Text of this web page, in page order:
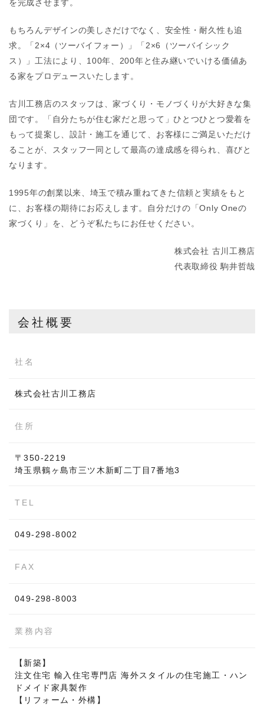
を完成させます。
もちろんデザインの美しさだけでなく、安全性・耐久性も追
求。「2×4（ツーバイフォー）」「2×6（ツーバイシック
ス）」工法により、100年、200年と住み継いでいける価値あ
る家をプロデュースいたします。
古川工務店のスタッフは、家づくり・モノづくりが大好きな集
団です。「自分たちが住む家だと思って」ひとつひとつ愛着を
もって提案し、設計・施工を通じて、お客様にご満足いただけ
ることが、スタッフ一同として最高の達成感を得られ、喜びと
なります。
1995年の創業以来、埼玉で積み重ねてきた信頼と実績をもと
に、お客様の期待にお応えします。自分だけの「Only Oneの
家づくり」を、どうぞ私たちにお任せください。
株式会社 古川工務店
代表取締役 駒井哲哉
会社概要
社名
株式会社古川工務店
住所
〒350-2219
埼玉県鶴ヶ島市三ツ木新町二丁目7番地3
TEL
049-298-8002
FAX
049-298-8003
業務内容
【新築】
注文住宅 輸入住宅専門店 海外スタイルの住宅施工・ハン
ドメイド家具製作
【リフォーム・外構】